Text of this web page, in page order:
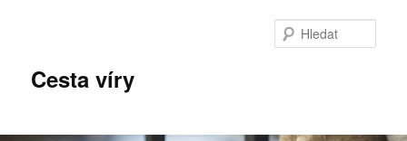
Cesta víry